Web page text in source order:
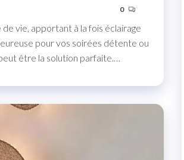
0
vie, apportant à la fois éclairage
pour vos soirées détente ou
être la solution parfaite.…